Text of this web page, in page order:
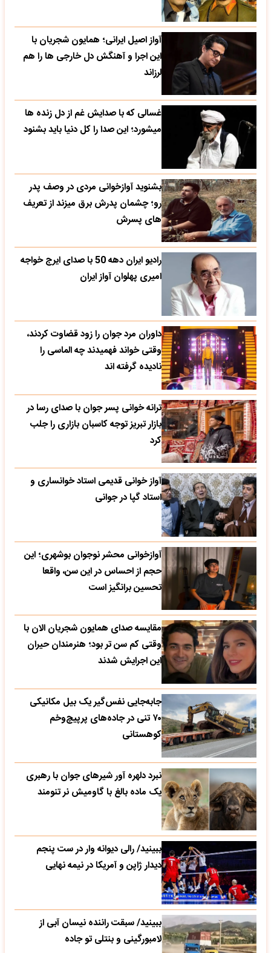
آواز اصیل ایرانی؛ همایون شجریان با
این اجرا و آهنگش دل خارجی ها را هم
لرزاند
غسالی که با صدایش غم از دل زنده ها
میشورد؛ این صدا را کل دنیا باید بشنود
بشنوید آوازخوانی مردی در وصف پدر
رو؛ چشمان پدرش برق میزند از تعریف
های پسرش
رادیو ایران دهه 50 با صدای ایرج خواجه
امیری پهلوان آواز ایران
داوران مرد جوان را زود قضاوت کردند،
وقتی خواند فهمیدند چه الماسی را
نادیده گرفته اند
ترانه خوانی پسر جوان با صدای رسا در
بازار تبریز توجه کاسبان بازاری را جلب
کرد
آواز خوانی قدیمی استاد خوانساری و
استاد گپا در جوانی
آوازخوانی محشر نوجوان بوشهری؛ این
حجم از احساس در این سن، واقعا
تحسین‌ برانگیز است
مقایسه صدای همایون شجریان الان با
وقتی کم سن تر بود؛ هنرمندان حیران
این اجرایش شدند
جابه‌جایی نفس‌گیر یک بیل مکانیکی
۷۰ تنی در جاده‌های پرپیچ‌وخم
کوهستانی
نبرد دلهره آور شیرهای جوان با رهبری
یک ماده بالغ با گاومیش نر تنومند
ببینید/ رالی دیوانه وار در ست پنجم
دیدار ژاپن و آمریکا در نیمه نهایی
ببینید/ سبقت راننده نیسان آبی از
لامبورگینی و بنتلی تو جاده